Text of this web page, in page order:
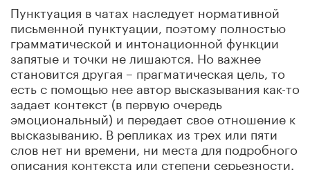
Пунктуация в чатах наследует нормативной
письменной пунктуации, поэтому полностью
грамматической и интонационной функции
запятые и точки не лишаются. Но важнее
становится другая – прагматическая цель, то
есть с помощью нее автор высказывания как-то
задает контекст (в первую очередь
эмоциональный) и передает свое отношение к
высказыванию. В репликах из трех или пяти
слов нет ни времени, ни места для подробного
описания контекста или степени серьезности.